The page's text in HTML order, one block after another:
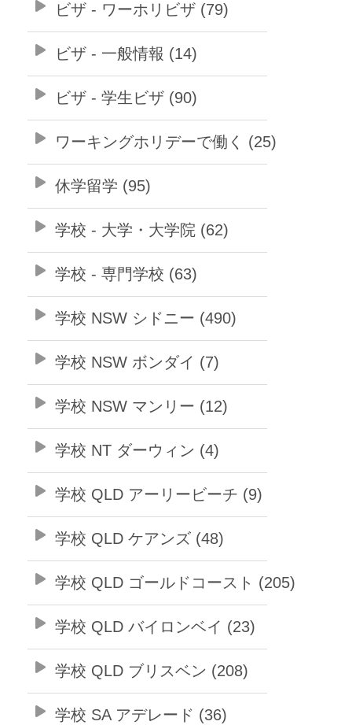
ビザ - ワーホリビザ (79)
ビザ - 一般情報 (14)
ビザ - 学生ビザ (90)
ワーキングホリデーで働く (25)
休学留学 (95)
学校 - 大学・大学院 (62)
学校 - 専門学校 (63)
学校 NSW シドニー (490)
学校 NSW ボンダイ (7)
学校 NSW マンリー (12)
学校 NT ダーウィン (4)
学校 QLD アーリービーチ (9)
学校 QLD ケアンズ (48)
学校 QLD ゴールドコースト (205)
学校 QLD バイロンベイ (23)
学校 QLD ブリスベン (208)
学校 SA アデレード (36)